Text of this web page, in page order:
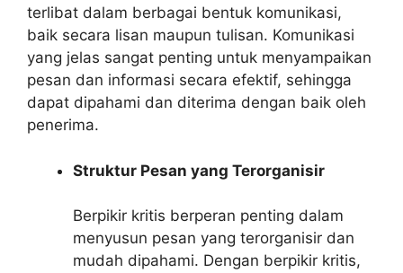
terlibat dalam berbagai bentuk komunikasi,
baik secara lisan maupun tulisan. Komunikasi
yang jelas sangat penting untuk menyampaikan
pesan dan informasi secara efektif, sehingga
dapat dipahami dan diterima dengan baik oleh
penerima.
Struktur Pesan yang Terorganisir
Berpikir kritis berperan penting dalam
menyusun pesan yang terorganisir dan
mudah dipahami. Dengan berpikir kritis,